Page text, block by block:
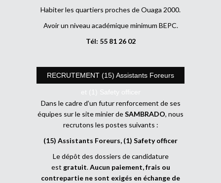
Habiter les quartiers proches de Ouaga 2000.
Avoir un niveau académique minimum BEPC.
Tél: 55 81 26 02
RECRUTEMENT (15) Assistants Foreurs
et (1) Safety officer
Dans le cadre d’un futur renforcement de ses
équipes sur le site minier deSAMBRADO, nous
recrutons les postes suivants :
(15) Assistants Foreurs, (1) Safety officer
Le dépôt des dossiers de candidature
est gratuit.Aucun paiement, frais ou
contrepartie ne sont exigés en échange de